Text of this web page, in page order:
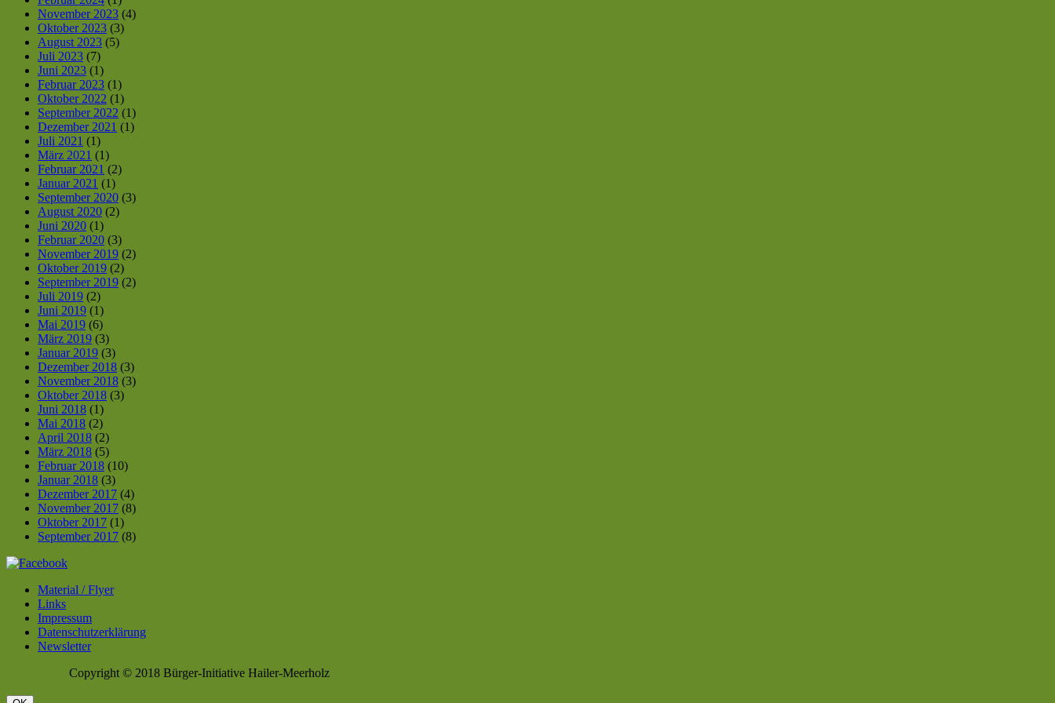
November 2023 (4)
Oktober 2023 (3)
August 2023 (5)
Juli 2023 (7)
Juni 2023 (1)
Februar 2023 (1)
Oktober 2022 (1)
September 2022 (1)
Dezember 2021 (1)
Juli 2021 (1)
März 2021 (1)
Februar 2021 (2)
Januar 2021 (1)
September 2020 (3)
August 2020 (2)
Juni 2020 (1)
Februar 2020 (3)
November 2019 (2)
Oktober 2019 (2)
September 2019 (2)
Juli 2019 (2)
Juni 2019 (1)
Mai 2019 (6)
März 2019 (3)
Januar 2019 (3)
Dezember 2018 (3)
November 2018 (3)
Oktober 2018 (3)
Juni 2018 (1)
Mai 2018 (2)
April 2018 (2)
März 2018 (5)
Februar 2018 (10)
Januar 2018 (3)
Dezember 2017 (4)
November 2017 (8)
Oktober 2017 (1)
September 2017 (8)
Material / Flyer
Links
Impressum
Datenschutzerklärung
Newsletter
Copyright © 2018 Bürger-Initiative Hailer-Meerholz